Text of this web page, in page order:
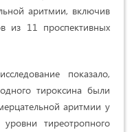
аритмии, включив
из 11 проспективных
показало,
тироксина были
аритмии у
тиреотропного